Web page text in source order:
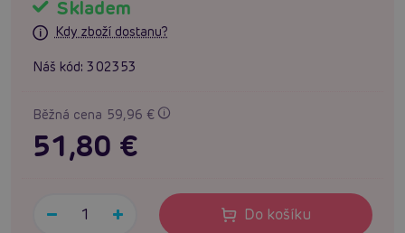
Skladem
Kdy zboží dostanu?
Náš kód: 302353
Běžná cena 59,96 €
51,80 €
Do košíku